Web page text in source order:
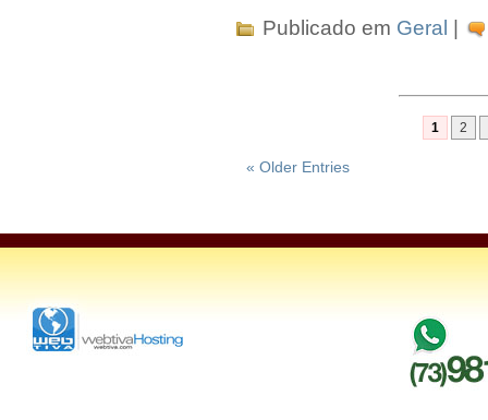
Publicado em Geral |
1 2
« Older Entries